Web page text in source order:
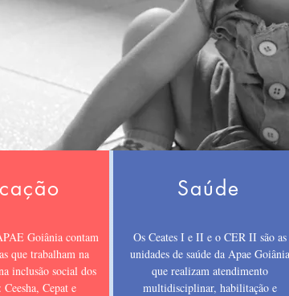
Goiânia contam
que trabalham na
inclusão social dos
Ceesha, Cepat e
Saúde
Os Ceates I e II e o CER II são as
unidades de saúde da Apae Goiânia
que realizam atendimento
multidisciplinar, habilitação e